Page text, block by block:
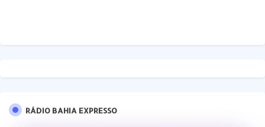
RÁDIO BAHIA EXPRESSO